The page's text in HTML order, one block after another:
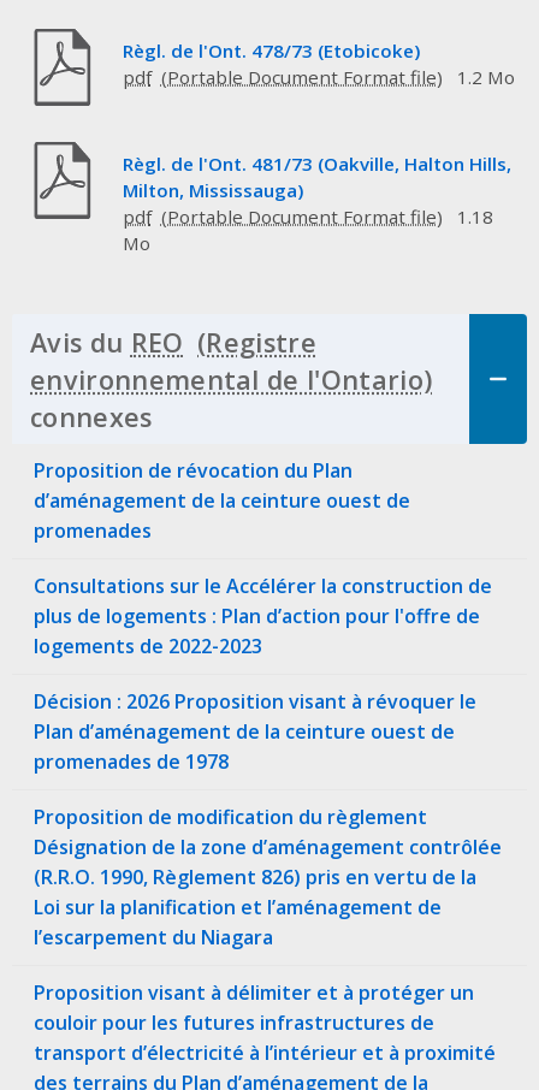
Règl. de l'Ont. 478/73 (Etobicoke)
pdf
1.2 Mo
Règl. de l'Ont. 481/73 (Oakville, Halton Hills,
Milton, Mississauga)
pdf
1.18
Mo
Avis du REO
connexes
Proposition de révocation du Plan
d’aménagement de la ceinture ouest de
promenades
Consultations sur le Accélérer la construction de
plus de logements : Plan d’action pour l'offre de
logements de 2022-2023
Décision : 2026 Proposition visant à révoquer le
Plan d’aménagement de la ceinture ouest de
promenades de 1978
Proposition de modification du règlement
Désignation de la zone d’aménagement contrôlée
(R.R.O. 1990, Règlement 826) pris en vertu de la
Loi sur la planification et l’aménagement de
l’escarpement du Niagara
Proposition visant à délimiter et à protéger un
couloir pour les futures infrastructures de
transport d’électricité à l’intérieur et à proximité
des terrains du Plan d’aménagement de la